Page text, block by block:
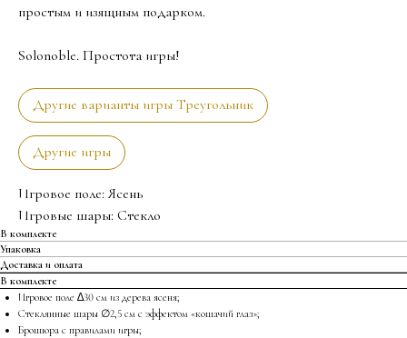
простым и изящным подарком.
Solonoble. Простота игры!
Другие варианты игры Треугольник
Другие игры
Игровое поле: Ясень
Игровые шары: Стекло
В комплекте
Упаковка
Доставка и оплата
В комплекте
Игровое поле ∆30 см из дерева ясеня;
Стеклянные шары ∅2,5 см с эффектом «кошачий глаз»;
Брошюра с правилами игры;